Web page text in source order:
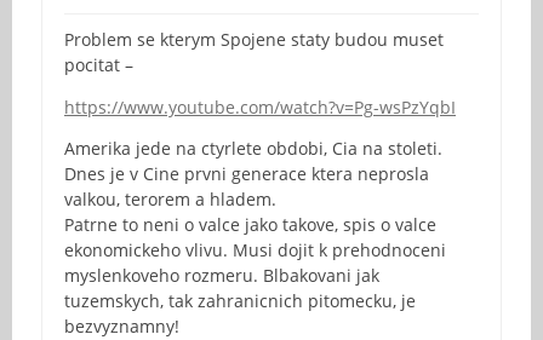
Problem se kterym Spojene staty budou muset
pocitat –
https://www.youtube.com/watch?v=Pg-wsPzYqbI
Amerika jede na ctyrlete obdobi, Cia na stoleti.
Dnes je v Cine prvni generace ktera neprosla
valkou, terorem a hladem.
Patrne to neni o valce jako takove, spis o valce
ekonomickeho vlivu. Musi dojit k prehodnoceni
myslenkoveho rozmeru. Blbakovani jak
tuzemskych, tak zahranicnich pitomecku, je
bezvyznamny!